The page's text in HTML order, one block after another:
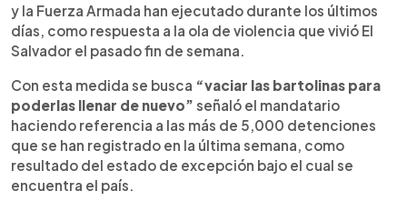
y la Fuerza Armada han ejecutado durante los últimos
días, como respuesta a la ola de violencia que vivió El
Salvador el pasado fin de semana.
Con esta medida se busca “vaciar las bartolinas para
poderlas llenar de nuevo” señaló el mandatario
haciendo referencia a las más de 5,000 detenciones
que se han registrado en la última semana, como
resultado del estado de excepción bajo el cual se
encuentra el país.